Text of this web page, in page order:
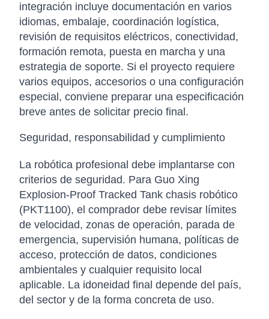
integración incluye documentación en varios
idiomas, embalaje, coordinación logística,
revisión de requisitos eléctricos, conectividad,
formación remota, puesta en marcha y una
estrategia de soporte. Si el proyecto requiere
varios equipos, accesorios o una configuración
especial, conviene preparar una especificación
breve antes de solicitar precio final.
Seguridad, responsabilidad y cumplimiento
La robótica profesional debe implantarse con
criterios de seguridad. Para Guo Xing
Explosion-Proof Tracked Tank chasis robótico
(PKT1100), el comprador debe revisar límites
de velocidad, zonas de operación, parada de
emergencia, supervisión humana, políticas de
acceso, protección de datos, condiciones
ambientales y cualquier requisito local
aplicable. La idoneidad final depende del país,
del sector y de la forma concreta de uso.